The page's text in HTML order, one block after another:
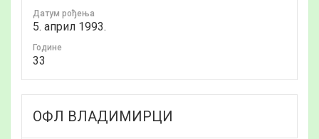
Датум рођења
5. април 1993.
Годинe
33
ОФЛ ВЛАДИМИРЦИ